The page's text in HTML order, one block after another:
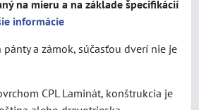
na mieru a na základe špecifikácií
informácie
a zámok, súčasťou dverí nie je
CPL Laminát, konštrukcia je